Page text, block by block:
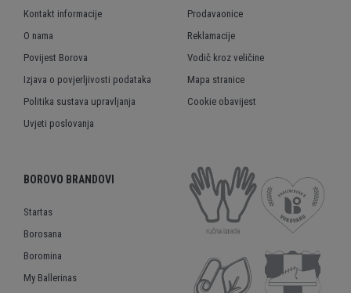
Kontakt informacije
O nama
Povijest Borova
Izjava o povjerljivosti podataka
Politika sustava upravljanja
Uvjeti poslovanja
Prodavaonice
Reklamacije
Vodič kroz veličine
Mapa stranice
Cookie obavijest
BOROVO BRANDOVI
Startas
Borosana
Boromina
My Ballerinas